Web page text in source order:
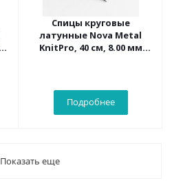
Спицы круговые
латунные Nova Metal
KnitPro, 40 см, 8.00 мм
Подробнее
Показать еще